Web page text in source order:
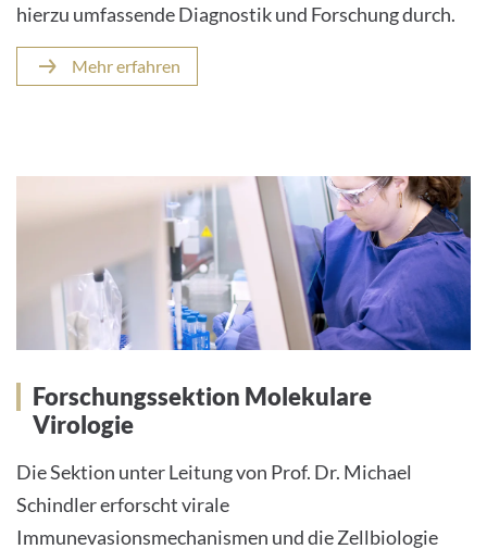
hierzu umfassende Diagnostik und Forschung durch.
Mehr erfahren
Forschungssektion Molekulare
Virologie
Die Sektion unter Leitung von Prof. Dr. Michael
Schindler erforscht virale
Immunevasionsmechanismen und die Zellbiologie